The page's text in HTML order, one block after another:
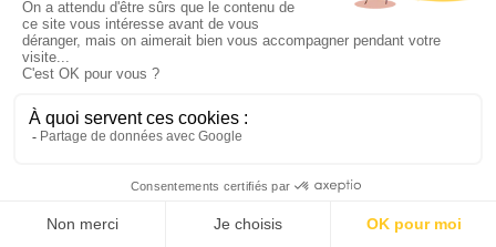
vos proches et de télécharger.
Si vous souhaitez garder un souvenir inoubliable de votre
shooting photo dans le département Drôme, il vous sera
également possible de commander des tirages photos
papiers ainsi que des albums photos à des tarifs
privée.
Trouvez rapidement un